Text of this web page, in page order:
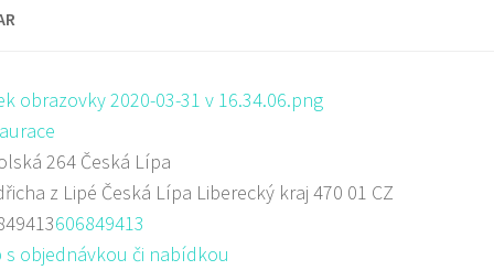
264 Česká Lípa
z Lipé Česká Lípa Liberecký kraj 470 01 CZ
606849413
s objednávkou či nabídkou